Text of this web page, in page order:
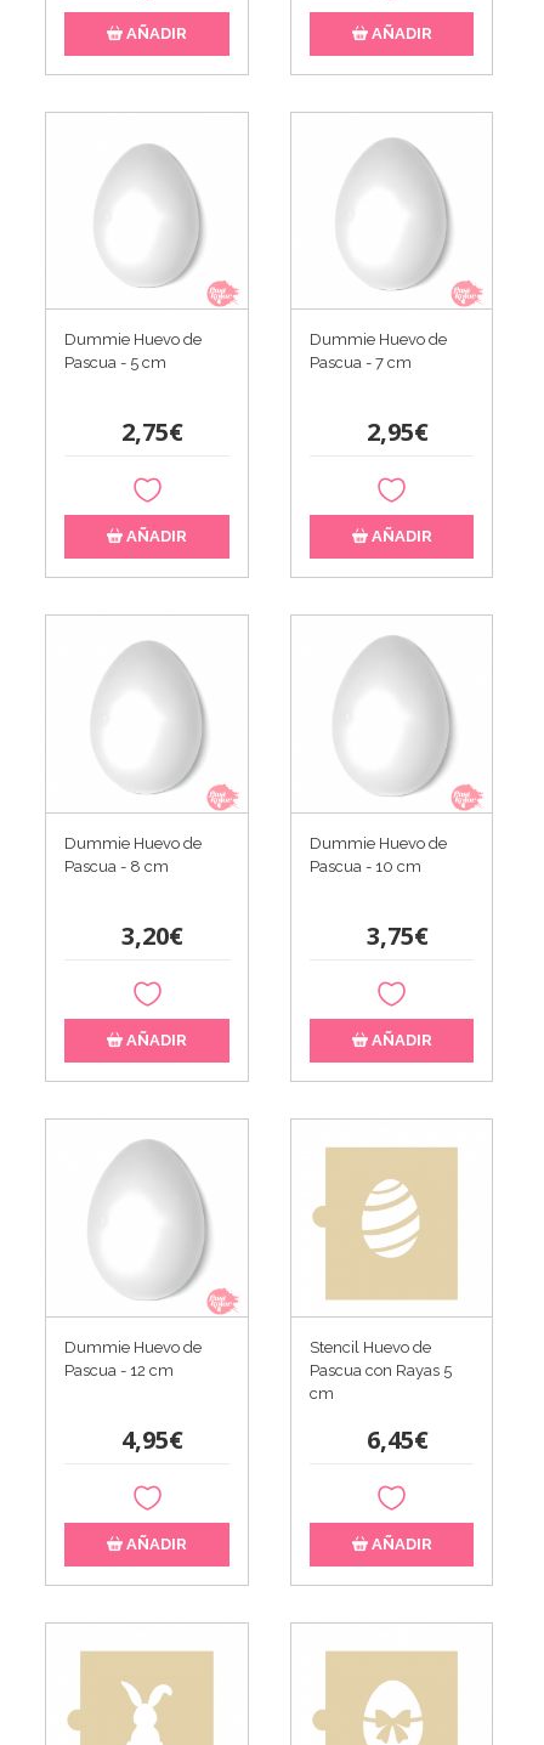
AÑADIR AÑADIR
Dummie Huevo de
Pascua - 5 cm
2,75€
AÑADIR
Dummie Huevo de
Pascua - 7 cm
2,95€
AÑADIR
Dummie Huevo de
Pascua - 8 cm
3,20€
AÑADIR
Dummie Huevo de
Pascua - 10 cm
3,75€
AÑADIR
Dummie Huevo de
Pascua - 12 cm
4,95€
AÑADIR
Stencil Huevo de
Pascua con Rayas 5
cm
6,45€
AÑADIR